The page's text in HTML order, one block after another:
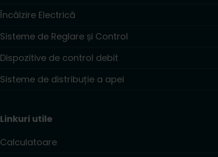
Încălzire Electrică
Sisteme de Reglare și Control
Dispozitive de control debit
Sisteme de distribuție a apei
Linkuri utile
Calculatoare